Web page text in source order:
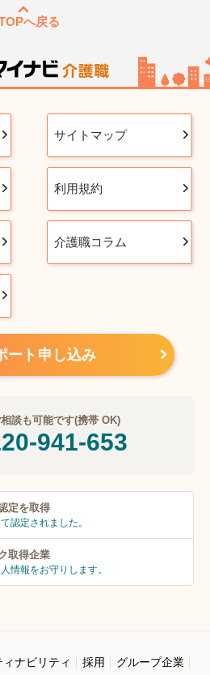
へ戻る
サイトマップ
利用規約
介護職コラム
ート申し込み
談も可能です(携帯 OK)
941-653
定を取得
認定されました。
取得企業
情報をお守りします。
ナビリティ 採用
グループ企業